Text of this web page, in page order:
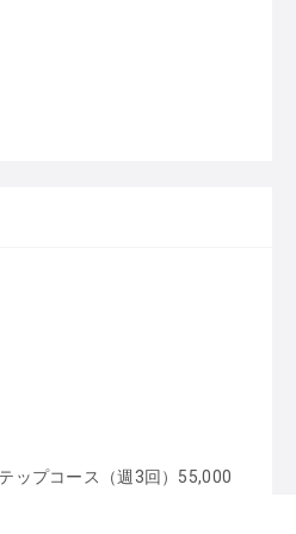
ップコース（週3回）55,000